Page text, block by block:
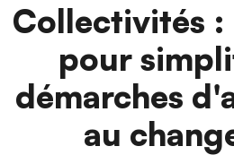
Collectivités :
pour
démarches
au